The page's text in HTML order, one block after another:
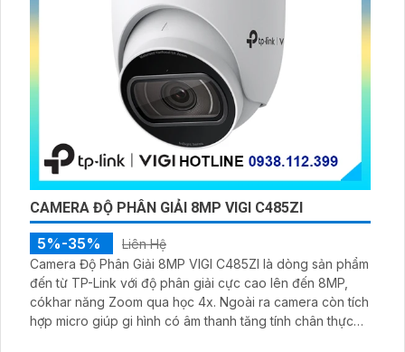
CAMERA ĐỘ PHÂN GIẢI 8MP VIGI C485ZI
5%-35%
Liên Hệ
Camera Độ Phân Giải 8MP VIGI C485ZI là dòng sản phẩm
đến từ TP-Link với độ phân giải cực cao lên đến 8MP,
cókhar năng Zoom qua học 4x. Ngoài ra camera còn tích
hợp micro giúp gi hình có âm thanh tăng tính chân thực